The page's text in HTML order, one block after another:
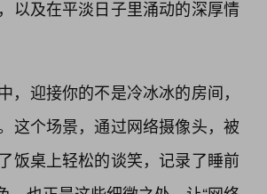
以及在平淡日子里涌动的深厚情
迎接你的不是冷冰冰的房间，
这个场景，通过网络摄像头，被
饭桌上轻松的谈笑，记录了睡前